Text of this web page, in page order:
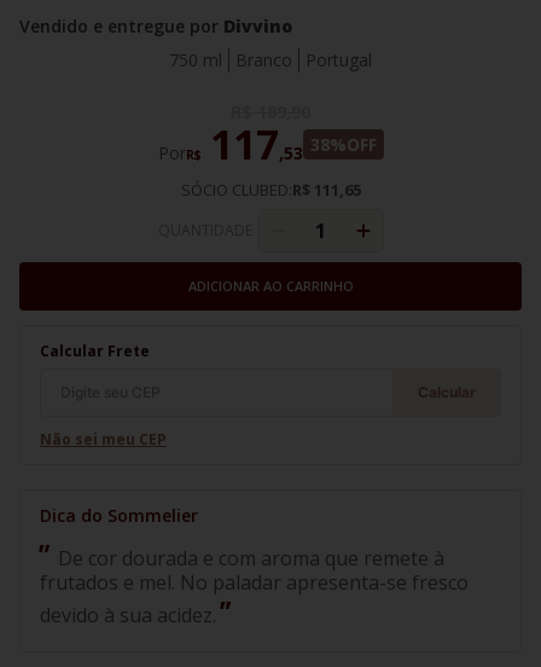
Vendido e entregue por Divvino
Branco
Portugal
750 ml
PorR$ 117,53 38%OFF
SÓCIO CLUBED:R$ 111,65
ADICIONAR AO CARRINHO
Calcular Frete
Calcular
Não sei meu CEP
De cor dourada e com aroma que remete à
frutados e mel. No paladar apresenta-se fresco
devido à sua acidez.